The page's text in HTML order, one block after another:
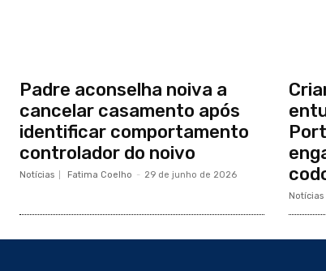
Padre aconselha noiva a
cancelar casamento após
identificar comportamento
controlador do noivo
Notícias Fatima Coelho - 29 de junho de 2026
Notícias